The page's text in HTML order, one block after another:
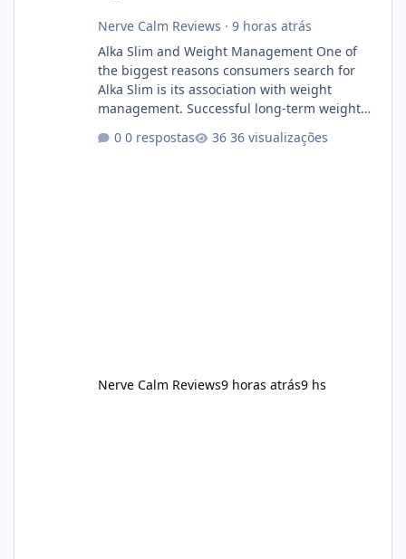
Nerve Calm Reviews · 9 horas atrás
Alka Slim and Weight Management One of
the biggest reasons consumers search for
Alka Slim is its association with weight
management. Successful long-term weight
consistency rather than quick fixes. A
0 respostas 36 visualizações
Nerve Calm Reviews9 horas atrás9 hs